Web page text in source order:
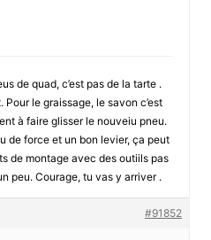
de quad, c’est pas de la tarte .
Pour le graissage, le savon c’est
à faire glisser le nouveiu pneu.
de force et un bon levier, ça peut
de montage avec des outiils pas
peu. Courage, tu vas y arriver .
#91852